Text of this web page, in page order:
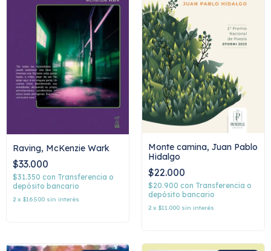
Raving, McKenzie Wark
$33.000
$31.350 con Transferencia o
depósito bancario
2 x $16.500 sin interés
Monte camina, Juan Pablo
Hidalgo
$22.000
$20.900 con Transferencia o
depósito bancario
2 x $11.000 sin interés